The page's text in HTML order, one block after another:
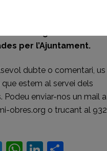
per l’Ajuntament.
dubte o comentari, us
estem al servei dels
Podeu enviar-nos un mail a
obres.org o trucant al 932